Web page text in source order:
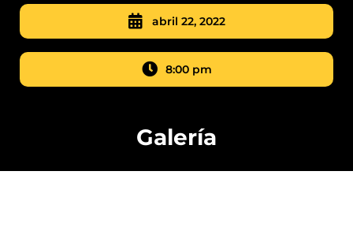
abril 22, 2022
8:00 pm
Galería